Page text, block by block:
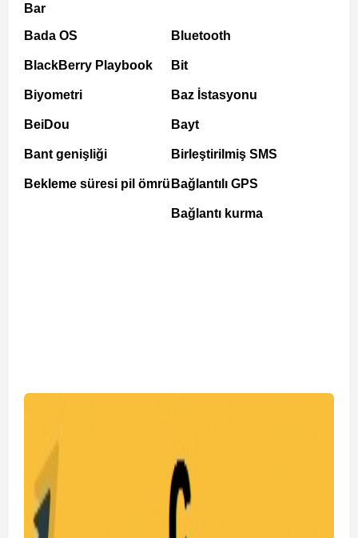
Bar
Bada OS
BlackBerry Playbook
Biyometri
BeiDou
Bant genişliği
Bekleme süresi pil ömrü
Bluetooth
Bit
Baz İstasyonu
Bayt
Birleştirilmiş SMS
Bağlantılı GPS
Bağlantı kurma